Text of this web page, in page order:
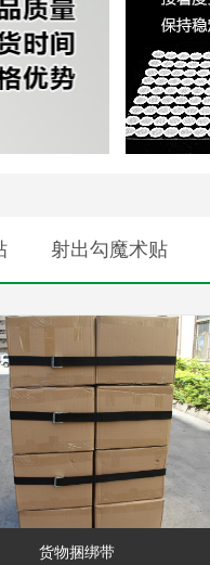
射出勾魔术贴
货物捆绑带